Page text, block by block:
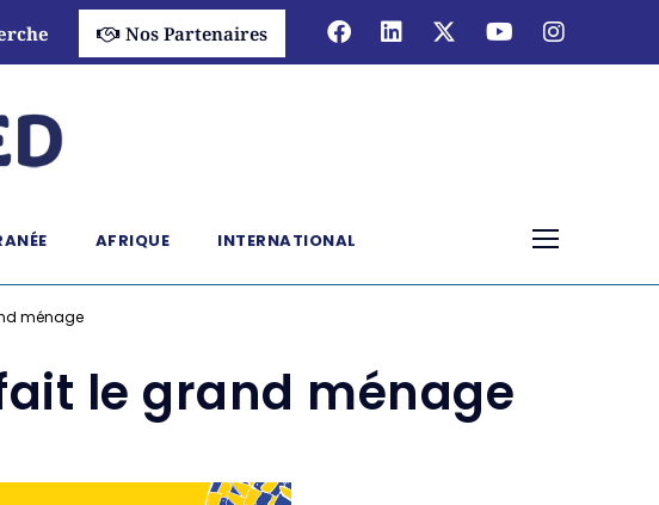
Nos Partenaires
AFRIQUE INTERNATIONAL
ménage
le grand ménage